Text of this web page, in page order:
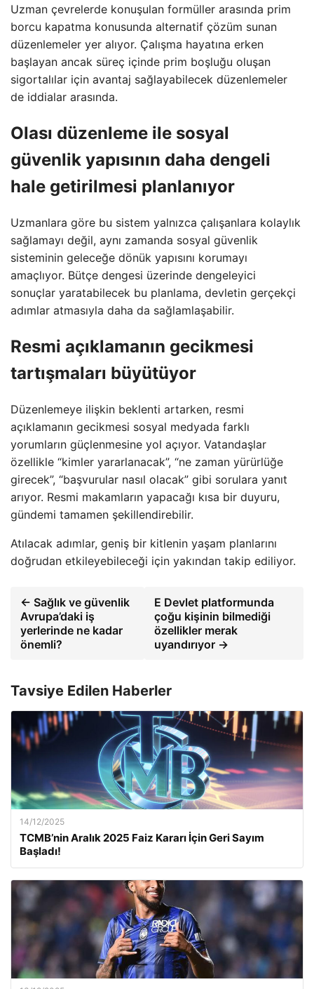
Uzman çevrelerde konuşulan formüller arasında prim
borcu kapatma konusunda alternatif çözüm sunan
düzenlemeler yer alıyor. Çalışma hayatına erken
başlayan ancak süreç içinde prim boşluğu oluşan
sigortalılar için avantaj sağlayabilecek düzenlemeler
de iddialar arasında.
Olası düzenleme ile sosyal
güvenlik yapısının daha dengeli
hale getirilmesi planlanıyor
Uzmanlara göre bu sistem yalnızca çalışanlara kolaylık
sağlamayı değil, aynı zamanda sosyal güvenlik
sisteminin geleceğe dönük yapısını korumayı
amaçlıyor. Bütçe dengesi üzerinde dengeleyici
sonuçlar yaratabilecek bu planlama, devletin gerçekçi
adımlar atmasıyla daha da sağlamlaşabilir.
Resmi açıklamanın gecikmesi
tartışmaları büyütüyor
Düzenlemeye ilişkin beklenti artarken, resmi
açıklamanın gecikmesi sosyal medyada farklı
yorumların güçlenmesine yol açıyor. Vatandaşlar
özellikle “kimler yararlanacak”, “ne zaman yürürlüğe
girecek”, “başvurular nasıl olacak” gibi sorulara yanıt
arıyor. Resmi makamların yapacağı kısa bir duyuru,
gündemi tamamen şekillendirebilir.
Atılacak adımlar, geniş bir kitlenin yaşam planlarını
doğrudan etkileyebileceği için yakından takip ediliyor.
← Sağlık ve güvenlik
Avrupa’daki iş
yerlerinde ne kadar
önemli?
E Devlet platformunda
çoğu kişinin bilmediği
özellikler merak
uyandırıyor →
Tavsiye Edilen Haberler
14/12/2025
TCMB’nin Aralık 2025 Faiz Kararı İçin Geri Sayım
Başladı!